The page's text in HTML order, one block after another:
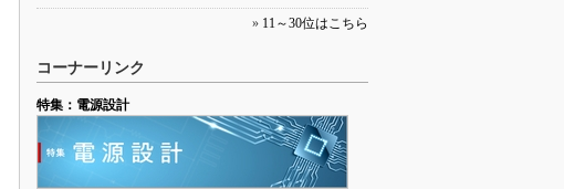
» 11～30位はこちら
コーナーリンク
特集：電源設計